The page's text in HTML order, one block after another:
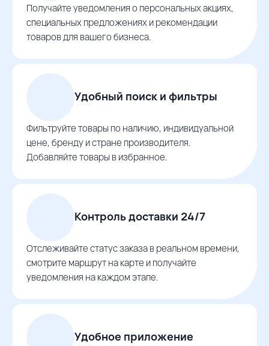
Получайте уведомления о персональных акциях,
специальных предложениях и рекомендации
товаров для вашего бизнеса.
Удобный поиск и фильтры
Фильтруйте товары по наличию, индивидуальной
цене, бренду и стране производителя.
Добавляйте товары в избранное.
Контроль доставки 24/7
Отслеживайте статус заказа в реальном времени,
смотрите маршрут на карте и получайте
уведомления на каждом этапе.
Удобное приложение